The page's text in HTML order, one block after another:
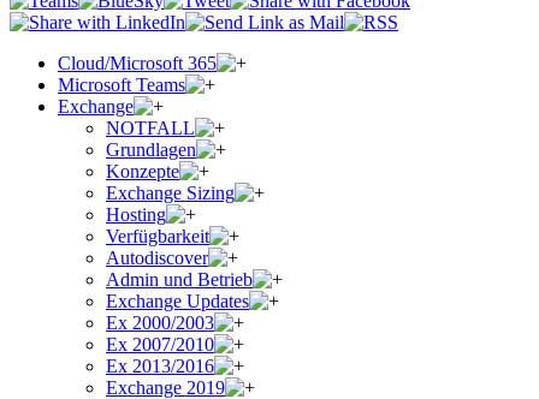
Cloud/Microsoft 365
Microsoft Teams
Exchange
NOTFALL
Grundlagen
Konzepte
Exchange Sizing
Hosting
Verfügbarkeit
Autodiscover
Admin und Betrieb
Exchange Updates
Ex 2000/2003
Ex 2007/2010
Ex 2013/2016
Exchange 2019